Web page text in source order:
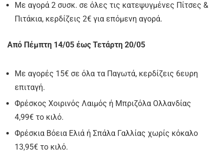
Με αγορά 2 συσκ. σε όλες τις κατεψυγμένες Πίτσες &
Πιτάκια, κερδίζεις 2€ για επόμενη αγορά.
Από Πέμπτη 14/05 έως Τετάρτη 20/05
Με αγορές 15€ σε όλα τα Παγωτά, κερδίζεις 6ευρη
επιταγή.
Φρέσκος Χοιρινός Λαιμός ή Μπριζόλα Ολλανδίας
4,99€ το κιλό.
Φρέσκια Βόεια Ελιά ή Σπάλα Γαλλίας χωρίς κόκαλο
13,95€ το κιλό.